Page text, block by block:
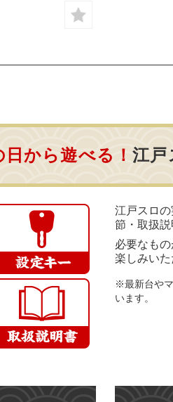
日から遊べる！江戸
江戸スロ
節・取扱
必要なも
楽しみいた
※最新台や
います。